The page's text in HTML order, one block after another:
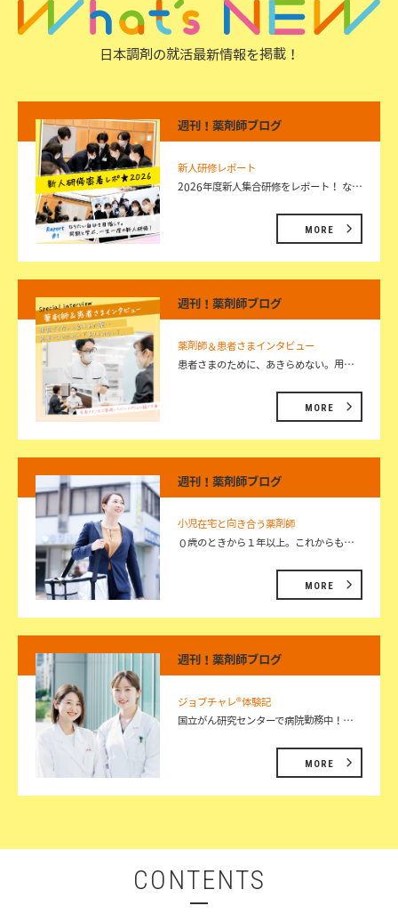
日本調剤の就活最新情報を掲載！
週刊！薬剤師ブログ
新人研修レポート
2026年度新人集合研修をレポート！ な…
MORE
週刊！薬剤師ブログ
薬剤師＆患者さまインタビュー
患者さまのために、あきらめない。用…
MORE
週刊！薬剤師ブログ
小児在宅と向き合う薬剤師
０歳のときから１年以上。これからも…
MORE
週刊！薬剤師ブログ
ジョブチャレ®体験記
国立がん研究センターで病院勤務中！…
MORE
CONTENTS